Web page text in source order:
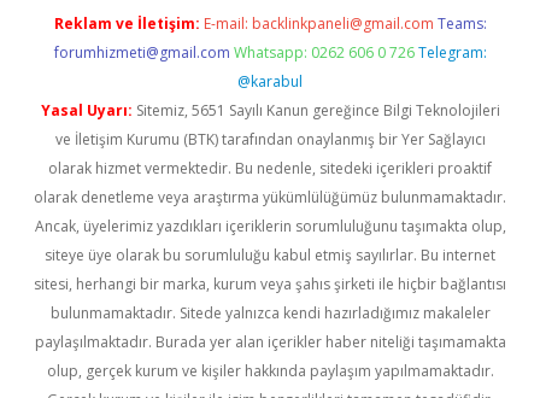
Reklam ve İletişim: E-mail: backlinkpaneli@gmail.com Teams:
forumhizmeti@gmail.com Whatsapp: 0262 606 0 726 Telegram:
@karabul
Yasal Uyarı: Sitemiz, 5651 Sayılı Kanun gereğince Bilgi Teknolojileri
ve İletişim Kurumu (BTK) tarafından onaylanmış bir Yer Sağlayıcı
olarak hizmet vermektedir. Bu nedenle, sitedeki içerikleri proaktif
olarak denetleme veya araştırma yükümlülüğümüz bulunmamaktadır.
Ancak, üyelerimiz yazdıkları içeriklerin sorumluluğunu taşımakta olup,
siteye üye olarak bu sorumluluğu kabul etmiş sayılırlar. Bu internet
sitesi, herhangi bir marka, kurum veya şahıs şirketi ile hiçbir bağlantısı
bulunmamaktadır. Sitede yalnızca kendi hazırladığımız makaleler
paylaşılmaktadır. Burada yer alan içerikler haber niteliği taşımamakta
olup, gerçek kurum ve kişiler hakkında paylaşım yapılmamaktadır.